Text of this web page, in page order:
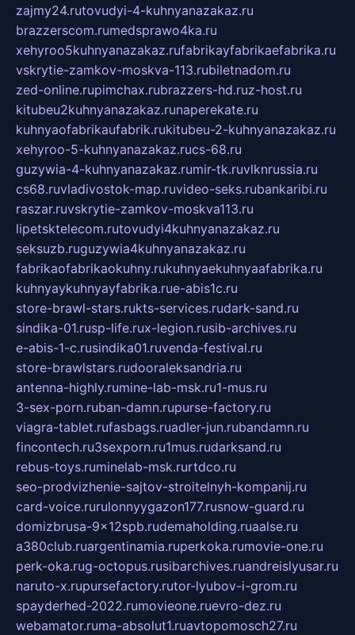
zajmy24.rutovudyi-4-kuhnyanazakaz.ru
brazzerscom.rumedsprawo4ka.ru
xehyroo5kuhnyanazakaz.rufabrikayfabrikaefabrika.ru
vskrytie-zamkov-moskva-113.rubiletnadom.ru
zed-online.rupimchax.rubrazzers-hd.ruz-host.ru
kitubeu2kuhnyanazakaz.runaperekate.ru
kuhnyaofabrikaufabrik.rukitubeu-2-kuhnyanazakaz.ru
xehyroo-5-kuhnyanazakaz.rucs-68.ru
guzywia-4-kuhnyanazakaz.rumir-tk.ruvlknrussia.ru
cs68.ruvladivostok-map.ruvideo-seks.rubankaribi.ru
raszar.ruvskrytie-zamkov-moskva113.ru
lipetsktelecom.rutovudyi4kuhnyanazakaz.ru
seksuzb.ruguzywia4kuhnyanazakaz.ru
fabrikaofabrikaokuhny.rukuhnyaekuhnyaafabrika.ru
kuhnyaykuhnyayfabrika.rue-abis1c.ru
store-brawl-stars.rukts-services.rudark-sand.ru
sindika-01.rusp-life.rux-legion.rusib-archives.ru
e-abis-1-c.rusindika01.ruvenda-festival.ru
store-brawlstars.rudooraleksandria.ru
antenna-highly.rumine-lab-msk.ru1-mus.ru
3-sex-porn.ruban-damn.rupurse-factory.ru
viagra-tablet.rufasbags.ruadler-jun.rubandamn.ru
fincontech.ru3sexporn.ru1mus.rudarksand.ru
rebus-toys.ruminelab-msk.rurtdco.ru
seo-prodvizhenie-sajtov-stroitelnyh-kompanij.ru
card-voice.rurulonnyygazon177.rusnow-guard.ru
domizbrusa-9x12spb.rudemaholding.ruaalse.ru
a380club.ruargentinamia.ruperkoka.rumovie-one.ru
perk-oka.rug-octopus.rusibarchives.ruandreislyusar.ru
naruto-x.rupursefactory.rutor-lyubov-i-grom.ru
spayderhed-2022.rumovieone.ruevro-dez.ru
webamator.ruma-absolut1.ruavtopomosch27.ru